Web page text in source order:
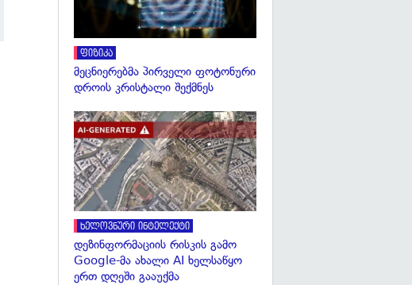
ფიზიკა
მეცნიერებმა პირველი ფოტონური
დროის კრისტალი შექმნეს
ხელოვნური ინტელექტი
დეზინფორმაციის რისკის გამო
Google-მა ახალი AI ხელსაწყო
ერთ დღეში გააუქმა